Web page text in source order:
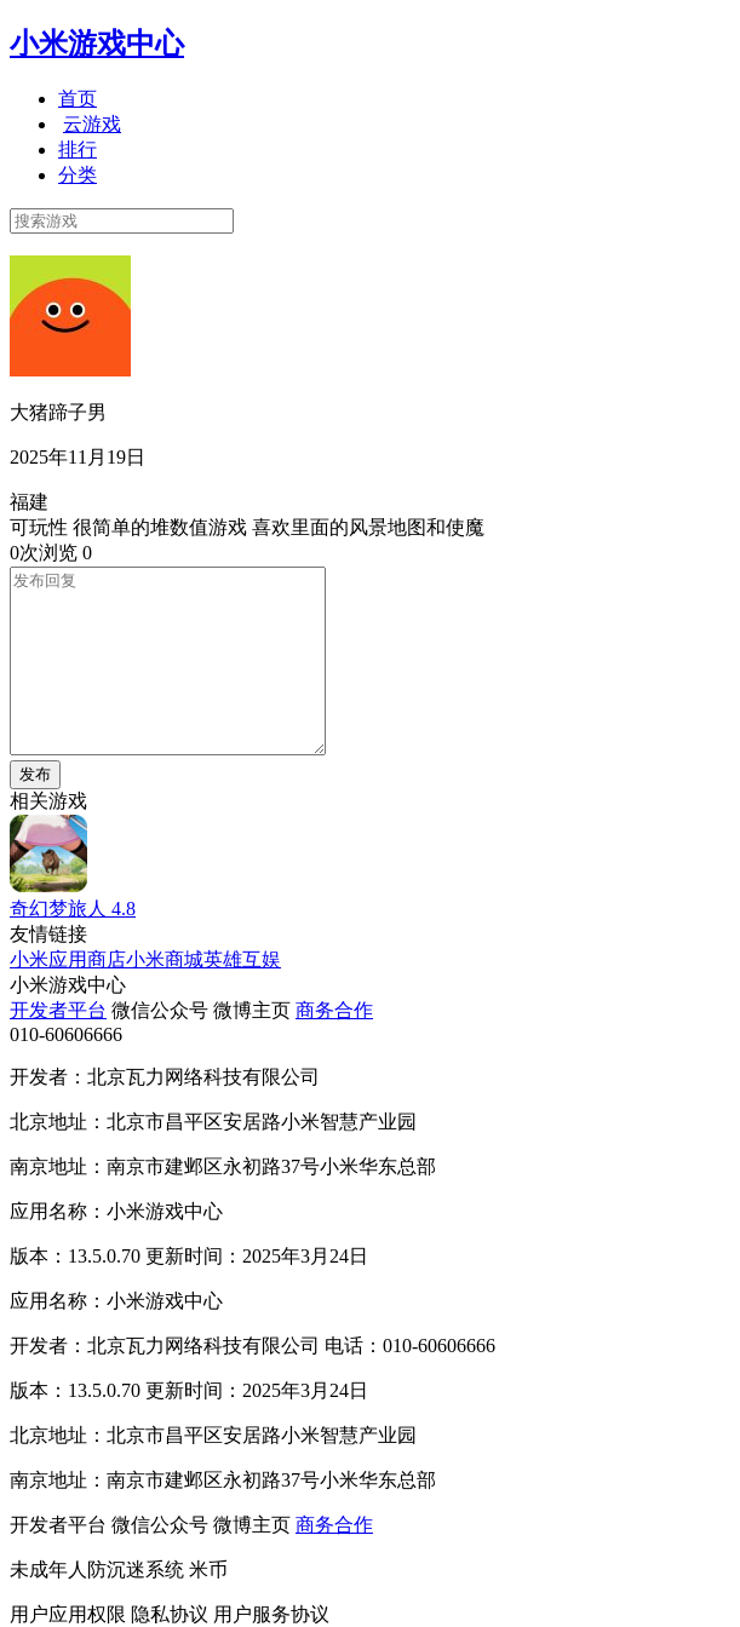
小米游戏中心
首页
云游戏
排行
分类
大猪蹄子男
2025年11月19日
福建
可玩性 很简单的堆数值游戏 喜欢里面的风景地图和使魔
0次浏览 0
发布
相关游戏
奇幻梦旅人 4.8
友情链接
小米应用商店小米商城英雄互娱
小米游戏中心
开发者平台 微信公众号 微博主页 商务合作
010-60606666
开发者：北京瓦力网络科技有限公司
北京地址：北京市昌平区安居路小米智慧产业园
南京地址：南京市建邺区永初路37号小米华东总部
应用名称：小米游戏中心
版本：13.5.0.70 更新时间：2025年3月24日
应用名称：小米游戏中心
开发者：北京瓦力网络科技有限公司 电话：010-60606666
版本：13.5.0.70 更新时间：2025年3月24日
北京地址：北京市昌平区安居路小米智慧产业园
南京地址：南京市建邺区永初路37号小米华东总部
开发者平台 微信公众号 微博主页 商务合作
未成年人防沉迷系统 米币
用户应用权限 隐私协议 用户服务协议